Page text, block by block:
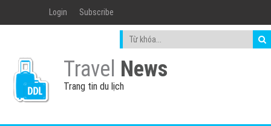
Login Subscribe
Travel News
Trang tin du lịch